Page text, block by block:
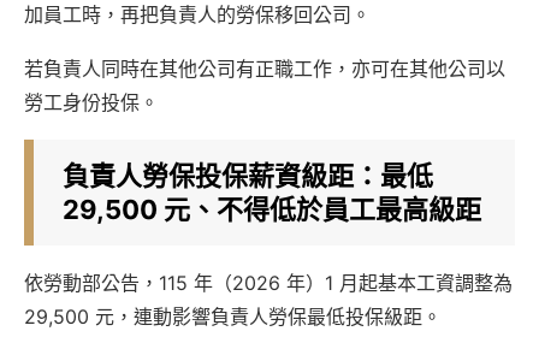
加員工時，再把負責人的勞保移回公司。
若負責人同時在其他公司有正職工作，亦可在其他公司以
勞工身份投保。
負責人勞保投保薪資級距：最低
29,500 元、不得低於員工最高級距
依勞動部公告，115 年（2026 年）1 月起基本工資調整為
29,500 元，連動影響負責人勞保最低投保級距。